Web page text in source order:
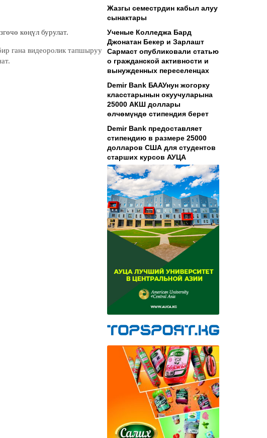
көңүл бурулат.
гана видеоролик тапшыруу
Жазгы семестрдин кабыл алуу
сынактары
Ученые Колледжа Бард
Джонатан Бекер и Зарлашт
Сармаст опубликовали статью
о гражданской активности и
вынужденных переселенцах
Demir Bank БААУнун жогорку
класстарынын окуучуларына
25000 АКШ доллары
өлчөмүндө стипендия берет
Demir Bank предоставляет
стипендию в размере 25000
долларов США для студентов
старших курсов АУЦА